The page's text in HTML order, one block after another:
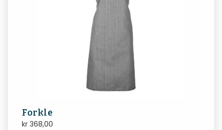
Forkle
kr 368,00